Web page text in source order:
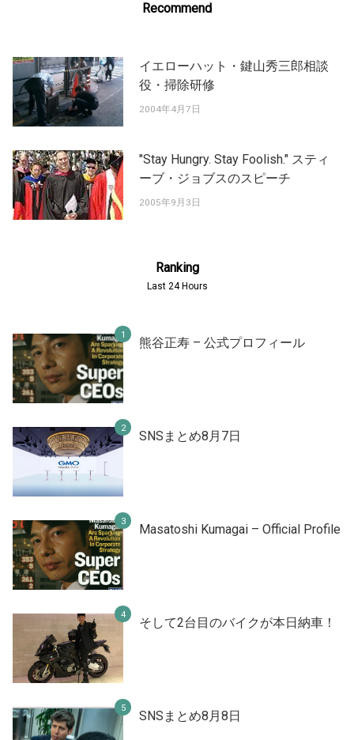
Recommend
イエローハット・鍵山秀三郎相談
役・掃除研修
2004年4月7日
"Stay Hungry. Stay Foolish." スティ
ーブ・ジョブスのスピーチ
2005年9月3日
Ranking
Last 24 Hours
熊谷正寿 – 公式プロフィール
SNSまとめ8月7日
Masatoshi Kumagai – Official Profile
そして2台目のバイクが本日納車！
SNSまとめ8月8日